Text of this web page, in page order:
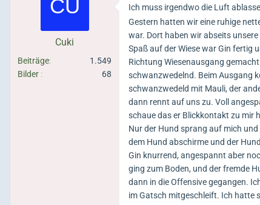
Cuki
Beiträge
1.549
Bilder
68
Ich muss irgendwo die Luft
Gestern hatten wir eine ruhige
war. Dort haben wir abseits
Spaß auf der Wiese war Gin fertig
Richtung Wiesenausgang
schwanzwedelnd. Beim Ausgang
schwanzwedeld mit Mauli, der
dann rennt auf uns zu. Voll
schaue das er Blickkontakt zu mir
Nur der Hund sprang auf mich
dem Hund abschirme und der
Gin knurrend, angespannt aber
ging zum Boden, und der fremde
dann in die Offensive gegangen.
im Gatsch mitgeschleift. Ich hatte